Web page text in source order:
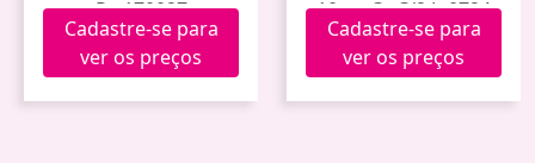
Pw170027
Cadastre-se para
ver os preços
10cm Cx C/2 Jp0724
Cadastre-se para
ver os preços